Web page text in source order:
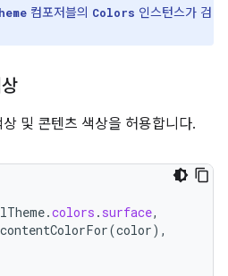
컴포저블의 Colors 인스턴스가 검
및 콘텐츠 색상을 허용합니다.
.colors . surface,
contentColorFor(color),